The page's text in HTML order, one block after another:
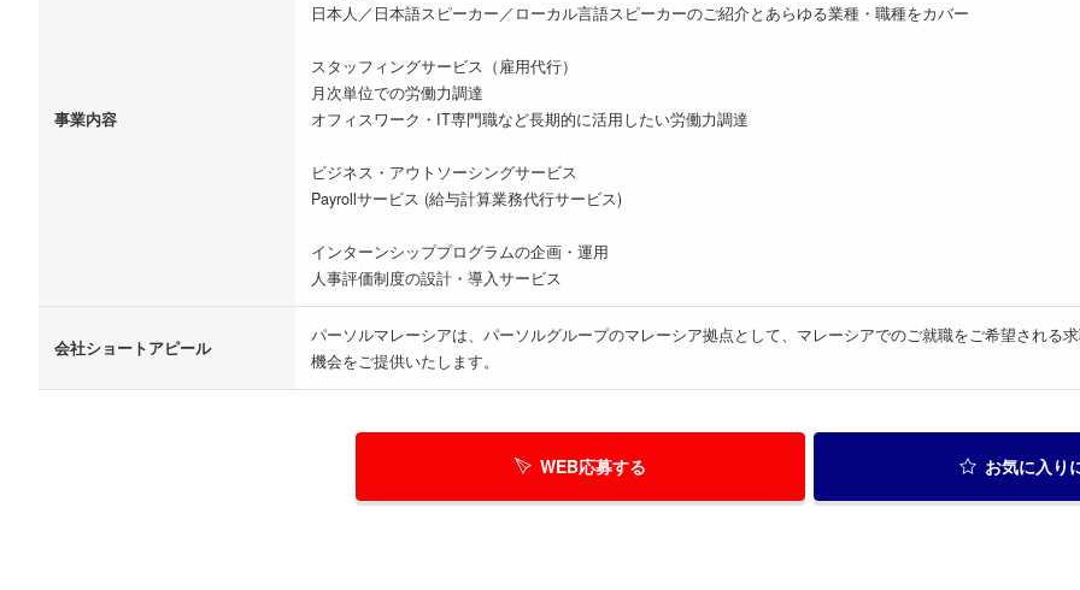
事業内容
日本人／日本語スピーカー／ローカル言語スピーカーのご紹介とあらゆる業種・職種をカバー
スタッフィングサービス（雇用代行）
月次単位での労働力調達
オフィスワーク・IT専門職など長期的に活用したい労働力調達
ビジネス・アウトソーシングサービス
Payrollサービス (給与計算業務代行サービス)
インターンシッププログラムの企画・運用
人事評価制度の設計・導入サービス
会社ショートアピール
パーソルマレーシアは、パーソルグループのマレーシア拠点として、マレーシアでのご就職をご希望される
機会をご提供いたします。
WEB応募する お気に入り